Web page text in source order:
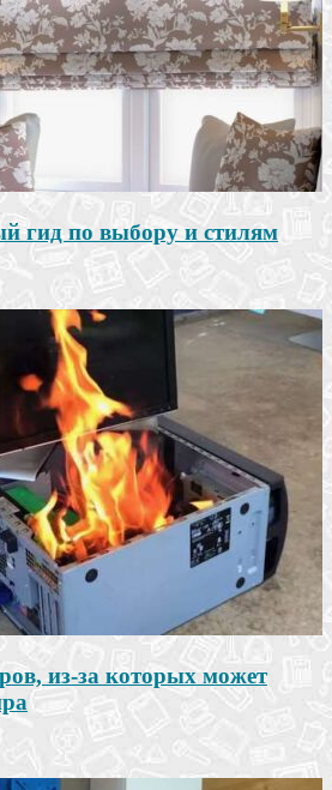
гид по выбору и стилям
из-за которых может